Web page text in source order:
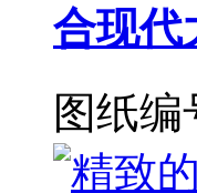
合现代
图纸编